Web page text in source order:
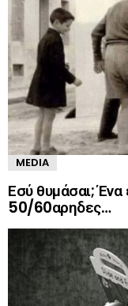
MEDIA
Εσύ θυμάσαι; Ένα
50/60αρηδες…